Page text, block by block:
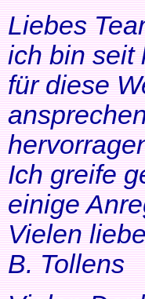
Liebes
ich bin seit
für diese
Ich greife
einige
Vielen
B. Tollens